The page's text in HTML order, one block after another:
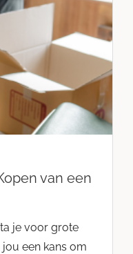
van een
je voor grote
een kans om